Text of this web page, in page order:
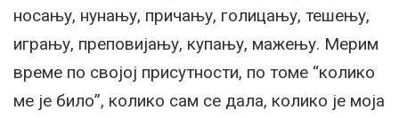
носању, нунању, причању, голицању, тешењу,
игрању, преповијању, купању, мажењу. Мерим
време по својој присутности, по томе “колико
ме је било”, колико сам се дала, колико је моја